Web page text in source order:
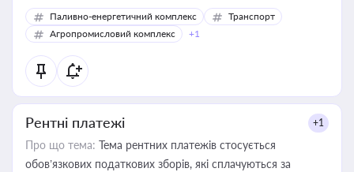
Паливно-енергетичний комплекс
Транспорт
Агропромисловий комплекс
+1
Рентні платежі +1
Про що тема: Тема рентних платежів стосується
обов’язкових податкових зборів, які сплачуються за